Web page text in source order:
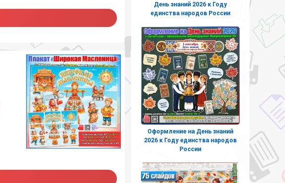
День знаний 2026 к Году
единства народов России
Оформление на День знаний
2026 к Году единства народов
России